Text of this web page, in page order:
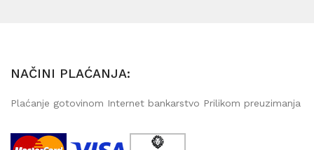
NAČINI PLAĆANJA:
Plaćanje gotovinom Internet bankarstvo Prilikom preuzimanja